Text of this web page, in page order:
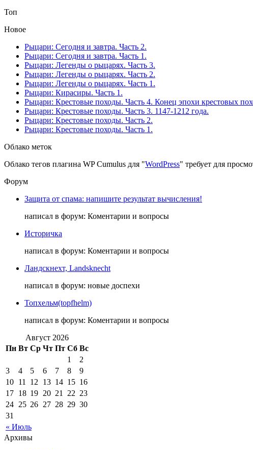
Топ
Новое
Рыцари: Сегодня и завтра. Часть 2.
Рыцари: Сегодня и завтра. Часть 1.
Рыцари: Легенды о рыцарях. Часть 3.
Рыцари: Легенды о рыцарях. Часть 2.
Рыцари: Легенды о рыцарях. Часть 1.
Рыцари: Кирасиры. Часть 1.
Рыцари: Крестовые походы. Часть 4. Конец эпохи крестовых
Рыцари: Крестовые походы. Часть 3. 1147-1212 года.
Рыцари: Крестовые походы. Часть 2.
Рыцари: Крестовые походы. Часть 1.
Облако меток
Облако тегов плагина WP Cumulus для "WordPress" требует для
Форум
Защита от спама: напишите результат вычисления!
написал в форум: Коментарии и вопросы
Историчка
написал в форум: Коментарии и вопросы
Ландскнехт, Landsknecht
написал в форум: новые доспехи
Топхельм(topfhelm)
написал в форум: Коментарии и вопросы
Август 2026
Пн Вт Ср Чт Пт Сб Вс
« Июль
1
2
3
4 5 6 7 8
9
10 11 12 13 14 15 16
17 18 19 20 21 22 23
24 25 26 27 28 29 30
31
Архивы